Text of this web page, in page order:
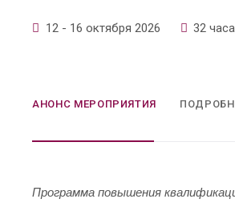
12 - 16 октября 2026 32 часа
АНОНС МЕРОПРИЯТИЯ
Программа повышения